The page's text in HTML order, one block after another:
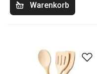
Warenkorb